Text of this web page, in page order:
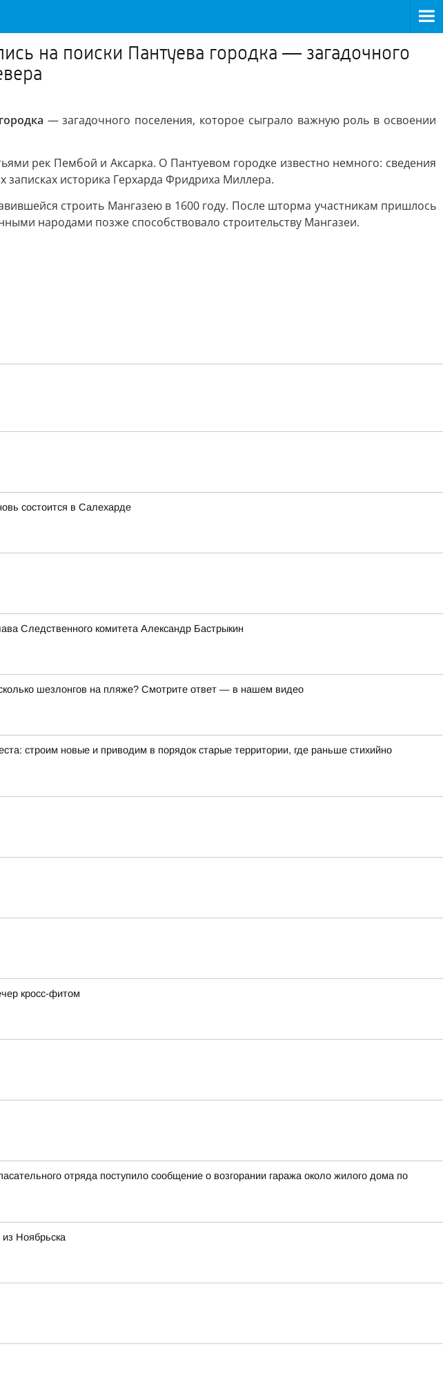
на поиски Пантуева городка — загадочного
— загадочного поселения, которое сыграло важную роль в освоении
рек Пембой и Аксарка. О Пантуевом городке известно немного: сведения
записках историка Герхарда Фридриха Миллера.
строить Мангазею в 1600 году. После шторма участникам пришлось
народами позже способствовало строительству Мангазеи.
состоится в Салехарде
Следственного комитета Александр Бастрыкин
шезлонгов на пляже? Смотрите ответ — в нашем видео
строим новые и приводим в порядок старые территории, где раньше стихийно
кросс-фитом
отряда поступило сообщение о возгорании гаража около жилого дома по
Ноябрьска